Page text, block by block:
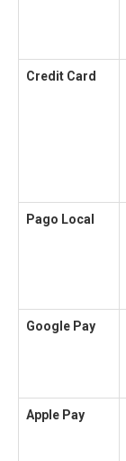
Credit Card
Pago Local
Google Pay
Apple Pay